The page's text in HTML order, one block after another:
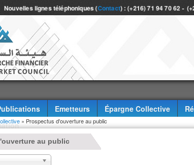
Nouvelles lignes téléphoniques (Contact) : (+216) 71 94 70 62 -
Emetteurs Épargne Collective
» Prospectus d'ouverture au public
au public